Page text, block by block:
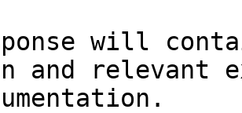
will
and relevant